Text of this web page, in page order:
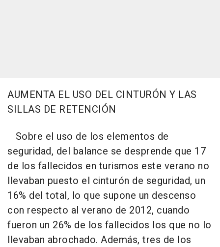
AUMENTA EL USO DEL CINTURÓN Y LAS
SILLAS DE RETENCIÓN
Sobre el uso de los elementos de
seguridad, del balance se desprende que 17
de los fallecidos en turismos este verano no
llevaban puesto el cinturón de seguridad, un
16% del total, lo que supone un descenso
con respecto al verano de 2012, cuando
fueron un 26% de los fallecidos los que no lo
llevaban abrochado. Además, tres de los